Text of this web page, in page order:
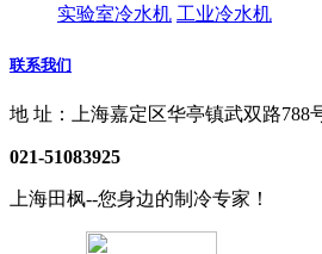
实验室冷水机 工业冷水机
联系我们
地 址：上海嘉定区华亭镇武双路788
021-51083925
上海田枫--您身边的制冷专家！